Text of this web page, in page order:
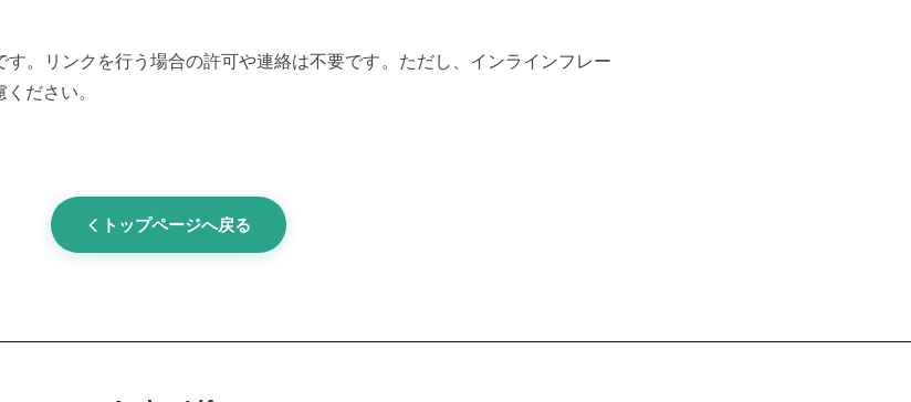
。リンクを行う場合の許可や連絡は不要です。ただし、インラインフレー
ださい。
トップページへ戻る